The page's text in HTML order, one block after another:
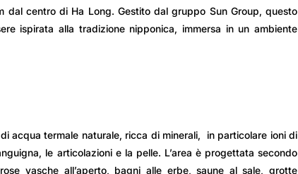
dal centro di Ha Long. Gestito dal gruppo Sun Group, questo
ispirata alla tradizione nipponica, immersa in un ambiente
acqua termale naturale, ricca di minerali, in particolare ioni di
le articolazioni e la pelle. L’area è progettata secondo
vasche all’aperto, bagni alle erbe, saune al sale, grotte